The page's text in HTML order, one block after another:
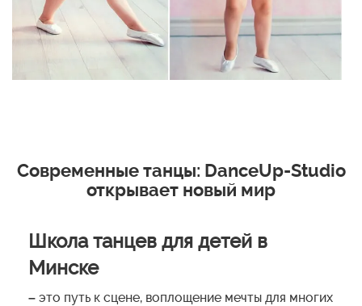
Современные танцы: DanceUp-Studio
открывает новый мир
Школа танцев для детей в
Минске
– это путь к сцене, воплощение мечты для многих